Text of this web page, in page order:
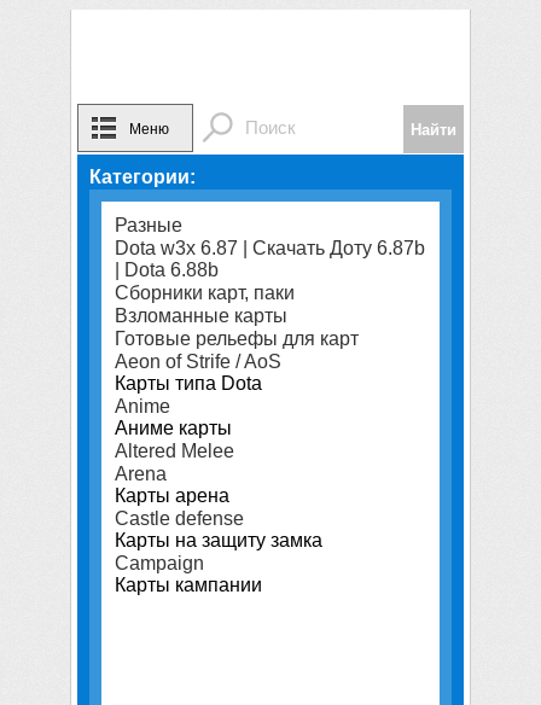
Меню
Категории:
Разные
Dota w3x 6.87 | Скачать Доту 6.87b
| Dota 6.88b
Сборники карт, паки
Взломанные карты
Готовые рельефы для карт
Aeon of Strife / AoS
Карты типа Dota
Anime
Аниме карты
Altered Melee
Arena
Карты арена
Castle defense
Карты на защиту замка
Campaign
Карты кампании